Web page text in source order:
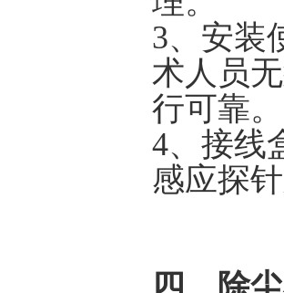
3、安装
术人员
行可靠。
4、接线
感应探